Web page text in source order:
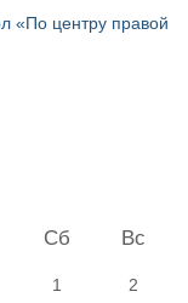
«По центру правой
Сб Вс
1 2